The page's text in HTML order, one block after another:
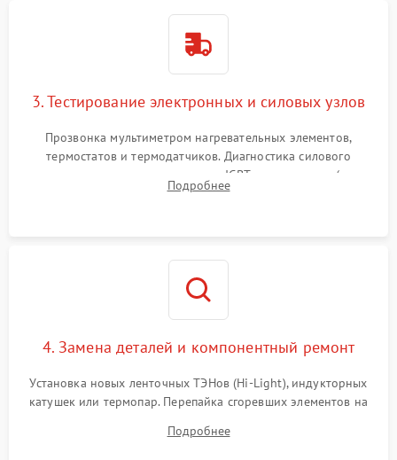
3. Тестирование электронных и силовых узлов
Прозвонка мультиметром нагревательных элементов,
термостатов и термодатчиков. Диагностика силового
модуля, реле, диодных мостов и IGBT-транзисторов (для
индукции). Проверка кранов и газ-контроля (для газовых
Подробнее
4. Замена деталей и компонентный ремонт
Установка новых ленточных ТЭНов (Hi-Light), индукторных
катушек или термопар. Перепайка сгоревших элементов на
дорожек. Очистка контактов и замена поврежденной
Подробнее